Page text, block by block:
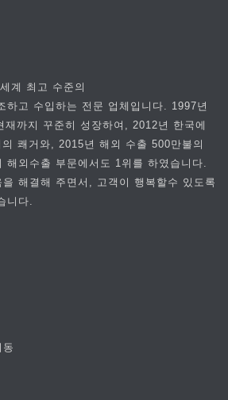
계 최고 수준의
하고 수입하는 전문 업체입니다. 1997년
재까지 꾸준히 성장하여, 2012년 한국에
쾌거와, 2015년 해외 수출 500만불의
해외수출 부문에서도 1위를 하였습니다.
해결해 주면서, 고객이 행복할수 있도록
니다.